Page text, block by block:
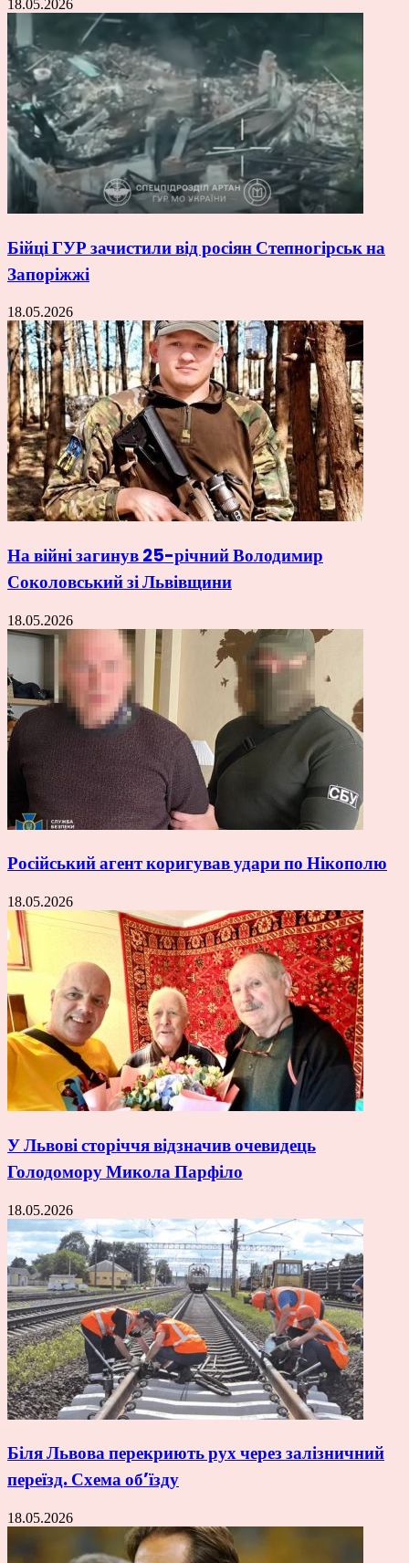
18.05.2026
Бійці ГУР зачистили від росіян Степногірськ на
Запоріжжі
18.05.2026
На війні загинув 25-річний Володимир
Соколовський зі Львівщини
18.05.2026
Російський агент коригував удари по Нікополю
18.05.2026
У Львові сторіччя відзначив очевидець
Голодомору Микола Парфіло
18.05.2026
Біля Львова перекриють рух через залізничний
переїзд. Схема об’їзду
18.05.2026